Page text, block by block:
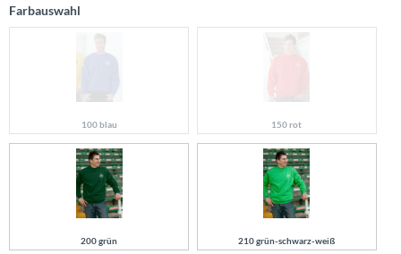
Farbauswahl
100 blau 150 rot
200 grün 210 grün-schwarz-weiß